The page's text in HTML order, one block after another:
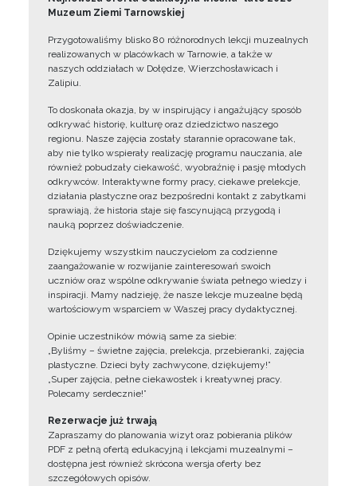
Muzeum Ziemi Tarnowskiej
Przygotowaliśmy blisko 80 różnorodnych lekcji muzealnych
realizowanych w placówkach w Tarnowie, a także w
naszych oddziałach w Dołędze, Wierzchosławicach i
Zalipiu.
To doskonała okazja, by w inspirujący i angażujący sposób
odkrywać historię, kulturę oraz dziedzictwo naszego
regionu. Nasze zajęcia zostały starannie opracowane tak,
aby nie tylko wspierały realizację programu nauczania, ale
również pobudzały ciekawość, wyobraźnię i pasję młodych
odkrywców. Interaktywne formy pracy, ciekawe prelekcje,
działania plastyczne oraz bezpośredni kontakt z zabytkami
sprawiają, że historia staje się fascynującą przygodą i
nauką poprzez doświadczenie.
Dziękujemy wszystkim nauczycielom za codzienne
zaangażowanie w rozwijanie zainteresowań swoich
uczniów oraz wspólne odkrywanie świata pełnego wiedzy i
inspiracji. Mamy nadzieję, że nasze lekcje muzealne będą
wartościowym wsparciem w Waszej pracy dydaktycznej.
Opinie uczestników mówią same za siebie:
„Byliśmy – świetne zajęcia, prelekcja, przebieranki, zajęcia
plastyczne. Dzieci były zachwycone, dziękujemy!”
„Super zajęcia, pełne ciekawostek i kreatywnej pracy.
Polecamy serdecznie!”
Rezerwacje już trwają
Zapraszamy do planowania wizyt oraz pobierania plików
PDF z pełną ofertą edukacyjną i lekcjami muzealnymi –
dostępna jest również skrócona wersja oferty bez
szczegółowych opisów.